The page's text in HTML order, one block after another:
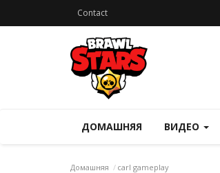
Contact
ДОМАШНЯЯ ВИДЕО
Домашняя carl gameplay